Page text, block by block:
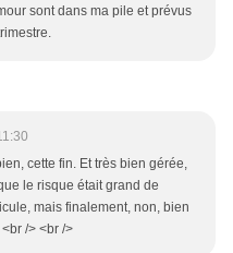
sont dans ma pile et prévus
cette fin. Et très bien gérée,
le risque était grand de
mais finalement, non, bien
/> <br />